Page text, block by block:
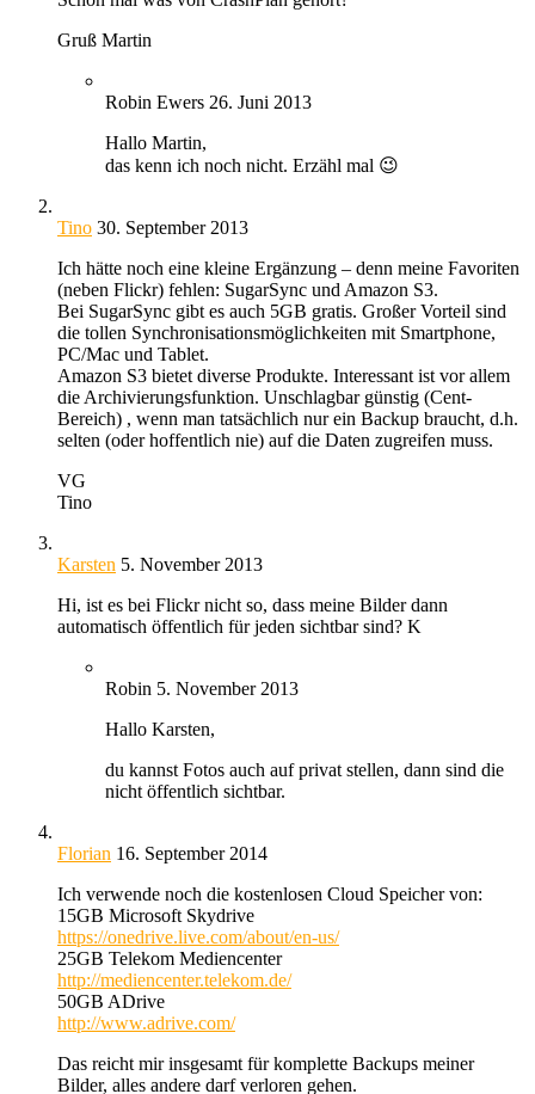
Gruß Martin
Robin Ewers 26. Juni 2013
Hallo Martin,
das kenn ich noch nicht. Erzähl mal 😉
Tino 30. September 2013
Ich hätte noch eine kleine Ergänzung – denn meine Favoriten
(neben Flickr) fehlen: SugarSync und Amazon S3.
Bei SugarSync gibt es auch 5GB gratis. Großer Vorteil sind
die tollen Synchronisationsmöglichkeiten mit Smartphone,
PC/Mac und Tablet.
Amazon S3 bietet diverse Produkte. Interessant ist vor allem
die Archivierungsfunktion. Unschlagbar günstig (Cent-
Bereich) , wenn man tatsächlich nur ein Backup braucht, d.h.
selten (oder hoffentlich nie) auf die Daten zugreifen muss.
VG
Tino
Karsten 5. November 2013
Hi, ist es bei Flickr nicht so, dass meine Bilder dann
automatisch öffentlich für jeden sichtbar sind? K
Robin 5. November 2013
Hallo Karsten,
du kannst Fotos auch auf privat stellen, dann sind die
nicht öffentlich sichtbar.
Florian 16. September 2014
Ich verwende noch die kostenlosen Cloud Speicher von:
15GB Microsoft Skydrive
https://onedrive.live.com/about/en-us/
25GB Telekom Mediencenter
http://mediencenter.telekom.de/
50GB ADrive
http://www.adrive.com/
Das reicht mir insgesamt für komplette Backups meiner
Bilder, alles andere darf verloren gehen.